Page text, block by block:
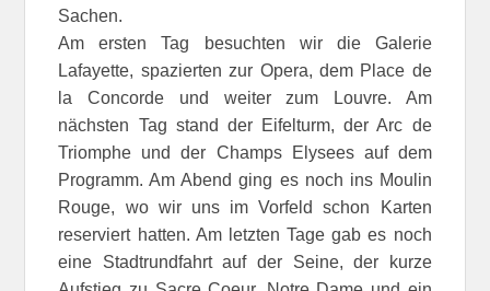
Sachen.
Am ersten Tag besuchten wir die Galerie
Lafayette, spazierten zur Opera, dem Place de
la Concorde und weiter zum Louvre. Am
nächsten Tag stand der Eifelturm, der Arc de
Triomphe und der Champs Elysees auf dem
Programm. Am Abend ging es noch ins Moulin
Rouge, wo wir uns im Vorfeld schon Karten
reserviert hatten. Am letzten Tage gab es noch
eine Stadtrundfahrt auf der Seine, der kurze